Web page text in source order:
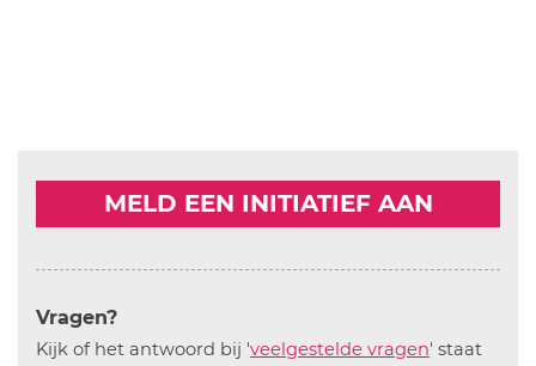
MELD EEN INITIATIEF AAN
Vragen?
Kijk of het antwoord bij 'veelgestelde vragen' staat